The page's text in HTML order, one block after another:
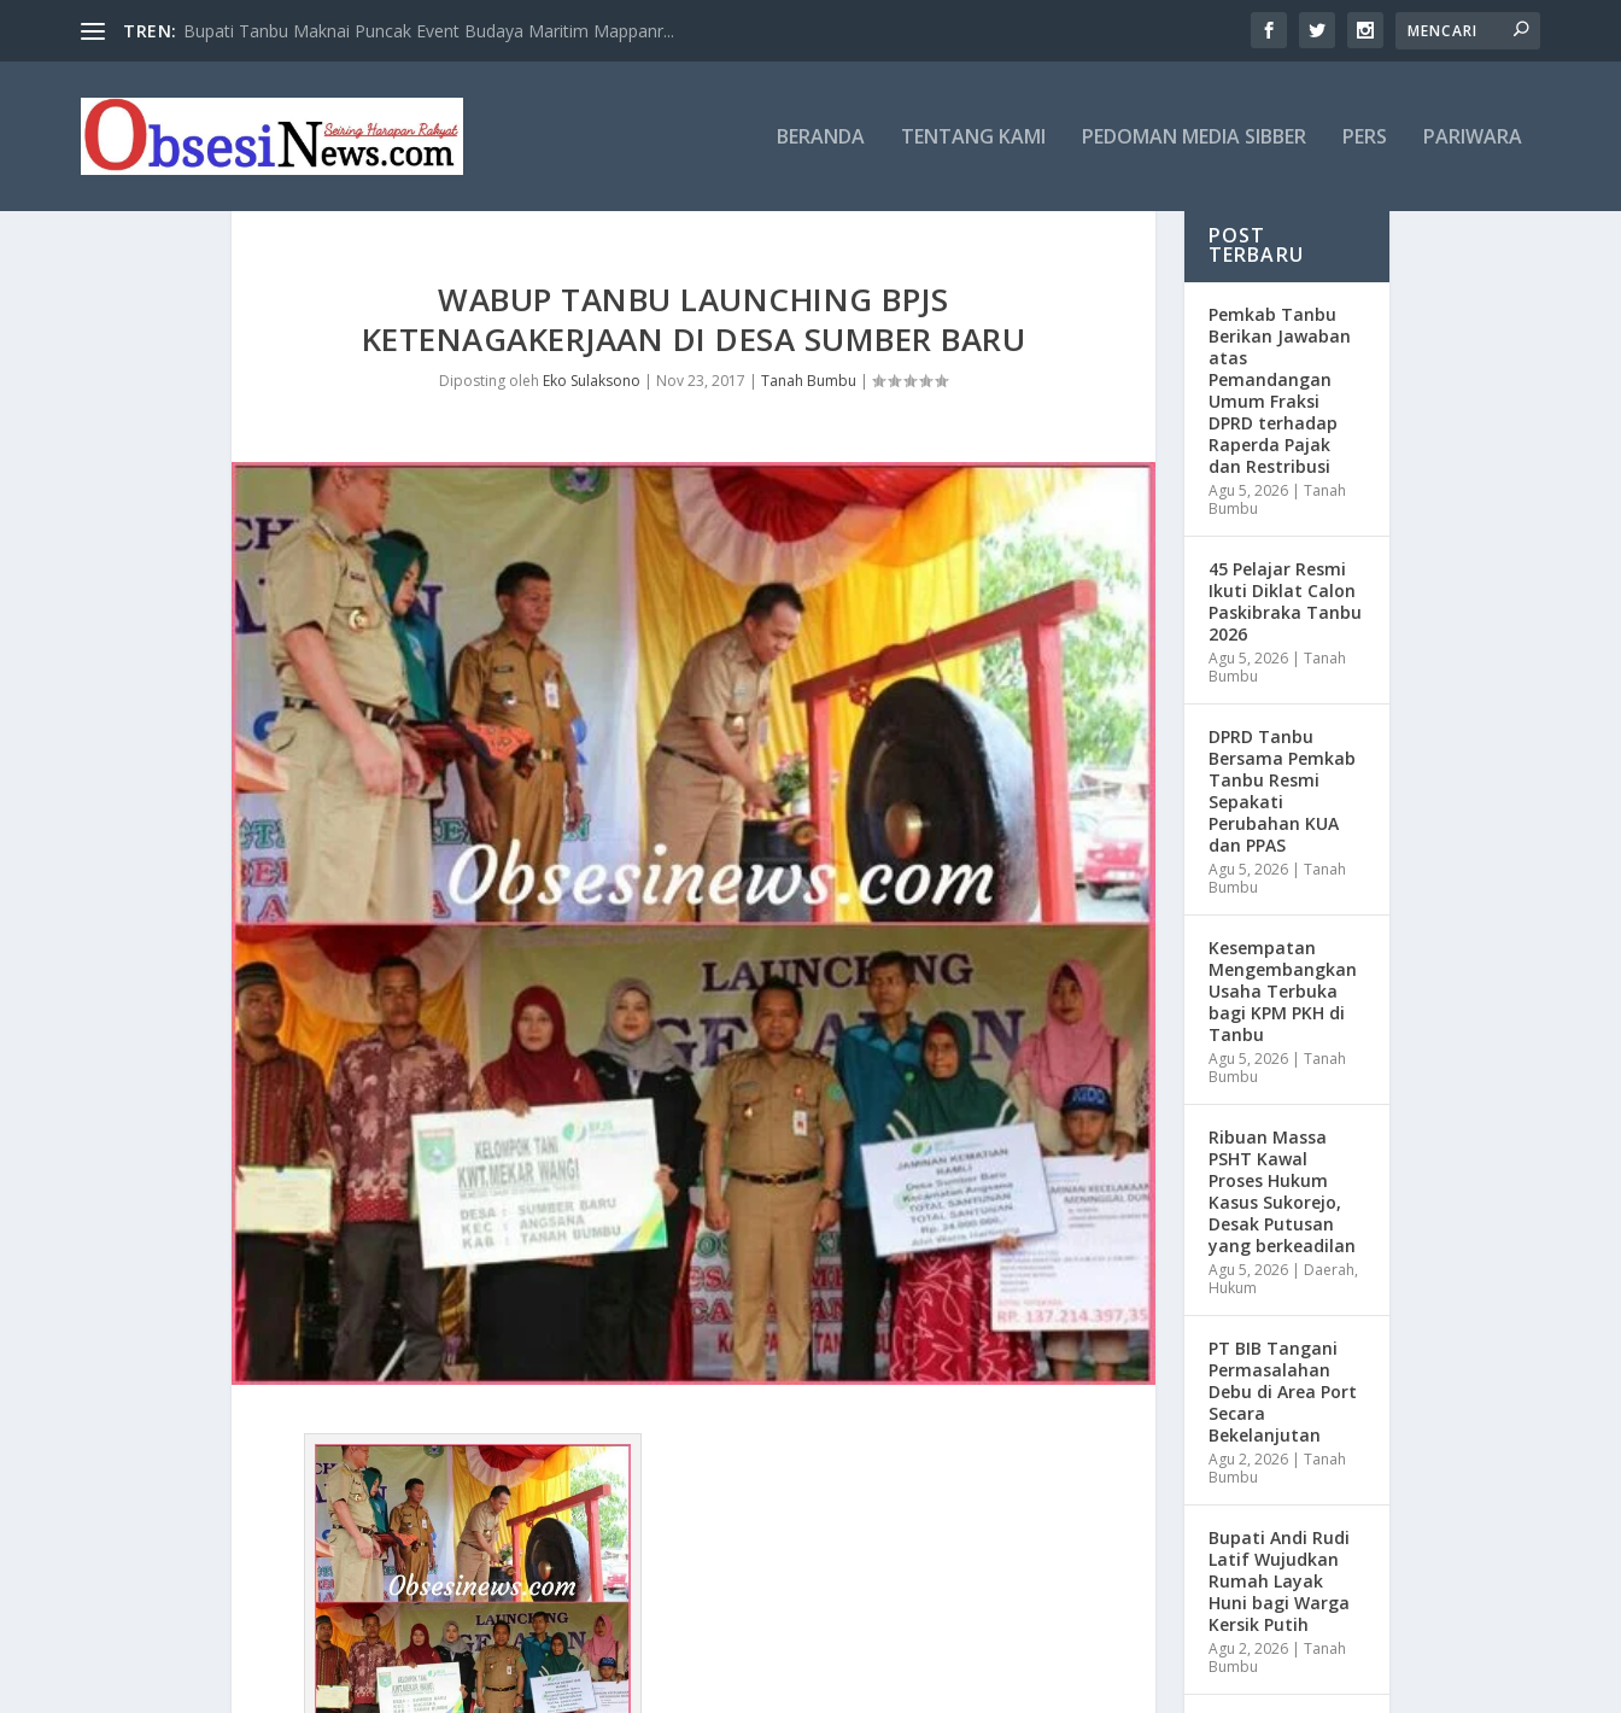
TREN: Bupati Tanbu Maknai Puncak Event Budaya Maritim Mappanr...
BERANDA TENTANG KAMI PEDOMAN MEDIA SIBBER PERS PARIWARA
​WABUP TANBU LAUNCHING BPJS
KETENAGAKERJAAN DI DESA SUMBER BARU
Diposting oleh Eko Sulaksono | Nov 23, 2017 |Tanah Bumbu |
POST
TERBARU
Pemkab Tanbu
Berikan Jawaban
atas
Pemandangan
Umum Fraksi
DPRD terhadap
Raperda Pajak
dan Restribusi
Agu 5, 2026| Tanah
Bumbu
45 Pelajar Resmi
Ikuti Diklat Calon
Paskibraka Tanbu
2026
Agu 5, 2026| Tanah
Bumbu
DPRD Tanbu
Bersama Pemkab
Tanbu Resmi
Sepakati
Perubahan KUA
dan PPAS
Agu 5, 2026| Tanah
Bumbu
Kesempatan
Mengembangkan
Usaha Terbuka
bagi KPM PKH di
Tanbu
Agu 5, 2026| Tanah
Bumbu
Ribuan Massa
PSHT Kawal
Proses Hukum
Kasus Sukorejo,
Desak Putusan
yang berkeadilan
Agu 5, 2026| Daerah,
Hukum
PT BIB Tangani
Permasalahan
Debu di Area Port
Secara
Bekelanjutan
Agu 2, 2026| Tanah
Bumbu
Bupati Andi Rudi
Latif Wujudkan
Rumah Layak
Huni bagi Warga
Kersik Putih
Agu 2, 2026| Tanah
Bumbu